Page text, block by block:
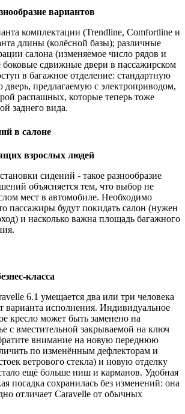
вариантов
комплектации (Trendline, Comfortline и
длины (колёсной базы); различные
салона (изменяемое число рядов и
боковые сдвижные двери в пассажирском
в багажное отделение: стандартную
предлагаемую с электроприводом,
распашных, которые теперь тоже
заднего вида.
в салоне
взрослых людей
сидений - такое разнообразие
объясняется тем, что выбор не
мест в автомобиле. Необходимо
пассажиры будут покидать салон (нужен
и насколько важна площадь багажного
класса
6.1 умещается два или три человека
варианта исполнения. Индивидуальное
кресло может быть заменено на
с вместительной закрываемой на ключ
внимание на новую переднюю
по изменённым дефлекторам и
ветрового стекла) и новую отделку
ещё больше ниш и карманов. Удобная
посадка сохранилась без изменений: она
отличает Caravelle от обычных